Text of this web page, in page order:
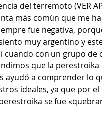
del terremoto (VER
más común que me
fue negativa,
muy argentino y
cuando con un grupo
que la
ayudó a comprender lo
ideales, ya que por
se fue